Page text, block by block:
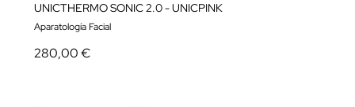
UNICTHERMO SONIC 2.0 - UNICPINK
Aparatología Facial
280,00 €